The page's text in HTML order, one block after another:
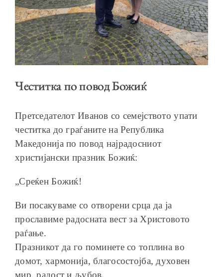
ШКОЛА ЗА МЛАДИ ЛИДЕРИ
Честитка по повод Божиќ
Претседателот Иванов со семејството упати
честитка до граѓаните на Република
Македонија по повод најрадосниот
христијански празник Божиќ:
„Среќен Божиќ!
Ви посакуваме со отворени срца да ја
прославиме радосната вест за Христовото
раѓање.
Празникот да го поминете со топлина во
домот, хармонија, благосостојба, духовен
мир, радост и љубов.